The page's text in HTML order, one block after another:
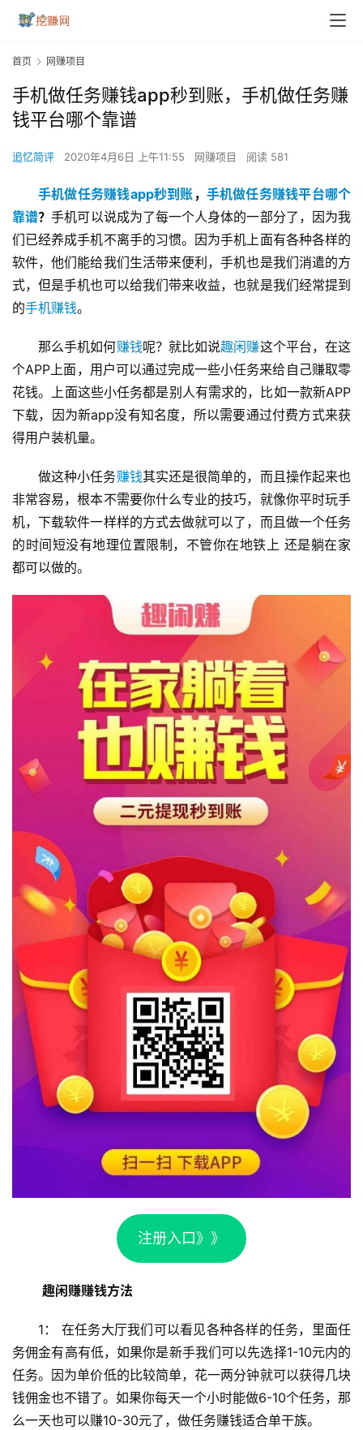
首
页
首页 网赚项目
手机做任务赚钱app秒到账，手机做任务赚
钱平台哪个靠谱
追忆简评 2020年4月6日 上午11:55 网赚项目 阅读 581
手机做任务赚钱app秒到账 ， 手机做任务赚钱平台哪个
靠谱？手机可以说成为了每一个人身体的一部分了，因为我
们已经养成手机不离手的习惯。因为手机上面有各种各样的
软件，他们能给我们生活带来便利，手机也是我们消遣的方
式，但是手机也可以给我们带来收益，也就是我们经常提到
的手机赚钱。
那么手机如何赚钱呢？就比如说趣闲赚这个平台，在这
个APP上面，用户可以通过完成一些小任务来给自己赚取零
花钱。上面这些小任务都是别人有需求的，比如一款新APP
下载，因为新app没有知名度，所以需要通过付费方式来获
得用户装机量。
做这种小任务赚钱其实还是很简单的，而且操作起来也
非常容易，根本不需要你什么专业的技巧，就像你平时玩手
机，下载软件一样样的方式去做就可以了，而且做一个任务
的时间短没有地理位置限制，不管你在地铁上 还是躺在家
都可以做的。
注册入口》》
趣闲赚赚钱方法
1： 在任务大厅我们可以看见各种各样的任务，里面任
务佣金有高有低，如果你是新手我们可以先选择1-10元内的
任务。因为单价低的比较简单，花一两分钟就可以获得几块
钱佣金也不错了。如果你每天一个小时能做6-10个任务，那
么一天也可以赚10-30元了，做任务赚钱适合单干族。